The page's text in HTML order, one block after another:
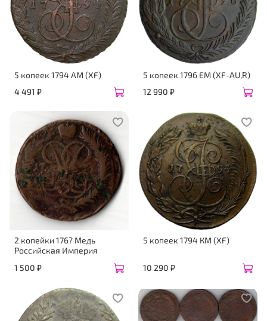
5 копеек 1794 АМ (XF)
4 491 ₽
5 копеек 1796 ЕМ (XF-AU,R)
12 990 ₽
2 копейки 176? Медь
Российская Империя
1 500 ₽
5 копеек 1794 КМ (XF)
10 290 ₽